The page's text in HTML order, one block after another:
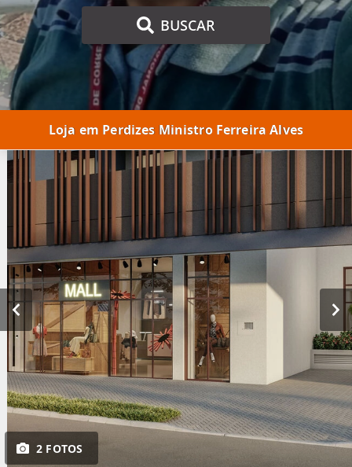
BUSCAR
Loja em Perdizes Ministro Ferreira Alves
2 FOTOS